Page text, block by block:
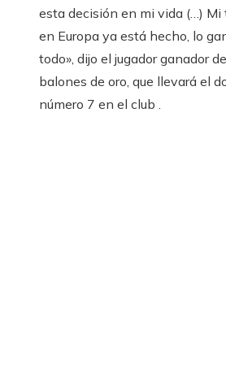
esta decisión en mi vida (…) Mi
en Europa ya está hecho, lo
todo», dijo el jugador ganador
balones de oro, que llevará el
número 7 en el club .